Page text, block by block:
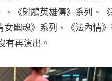
《射鵰英雄傳》系列、
幽魂》系列、《法內情
有再演出。